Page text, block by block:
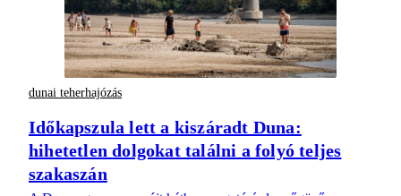
dunai teherhajózás
Időkapszula lett a kiszáradt Duna:
hihetetlen dolgokat találni a folyó teljes
szakaszán